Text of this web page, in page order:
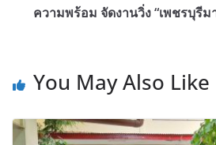
ความพร้อม จัดงานวิ่ง “เพชรบุรี
You May Also Like